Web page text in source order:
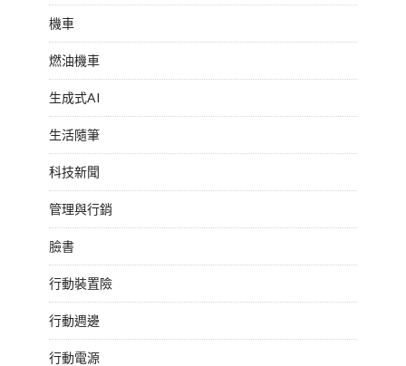
機車
燃油機車
生成式AI
生活隨筆
科技新聞
管理與行銷
臉書
行動裝置險
行動週邊
行動電源